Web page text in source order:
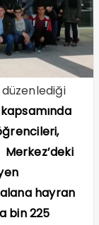
kapsamında
hayran
bin 225